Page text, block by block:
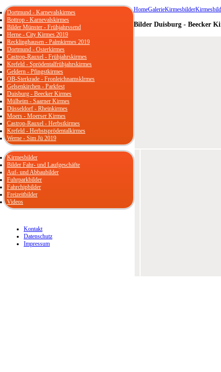
HomeGalerieKirmesbilder
Bilder Duisburg - Beecker
Dortmund - Karnevalskirmes
Bottrop - Karnevalskirmes
Bilder Münster - Frühjahrssend
Herne - City Kirmes 2019
Recklinghausen - Palmkirmes 2019
Dortmund - Osterkirmes
Castrop-Rauxel - Frühjahrskirmes
Krefeld - Sprödentalfrühjahrskirmes
Geldern - Pfingstkirmes
OB-Sterkrade - Fronleichnamsklrmes
Gelsenkirchen - Parkfest
Duisburg - Beecker Kirmes
Mülheim - Saarner Kirmes
Düsseldorf - Rheinkirmes
Moers - Moerser Kirmes
Castrop-Rauxel - Herbstkirmes
Krefeld - Herbstsprödentalkirmes
Werne - Sim Jü 2019
Kirmesbilder
Bilder Fahr- und Laufgeschäfte
Auf- und Abbaubilder
Fuhrparkbilder
Fahrchipbilder
Freizeitbilder
Videos
Kontakt
Datenschutz
Impressum